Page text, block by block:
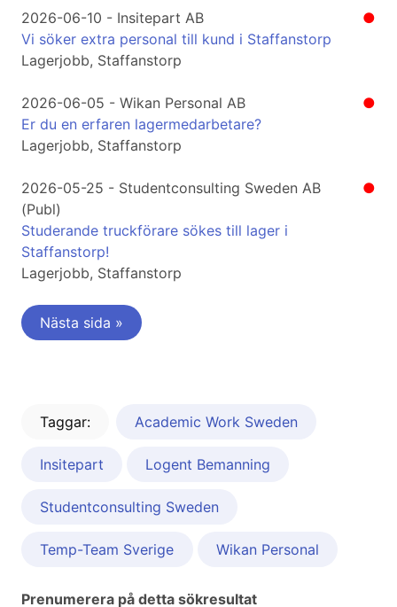
●
2026-06-10 - Insitepart AB
Vi söker extra personal till kund i Staffanstorp
Lagerjobb, Staffanstorp
●
2026-06-05 - Wikan Personal AB
Er du en erfaren lagermedarbetare?
Lagerjobb, Staffanstorp
●
2026-05-25 - Studentconsulting Sweden AB
(Publ)
Studerande truckförare sökes till lager i
Staffanstorp!
Lagerjobb, Staffanstorp
Nästa sida »
Taggar: Academic Work Sweden
Insitepart Logent Bemanning
Studentconsulting Sweden
Temp-Team Sverige Wikan Personal
Prenumerera på detta sökresultat